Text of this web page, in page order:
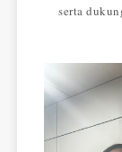
serta